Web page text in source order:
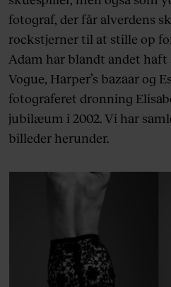
fotograf, der får alverdens
rockstjerner til at stille op
Adam har blandt andet
Vogue, Harper’s bazaar og
fotograferet dronning
jubilæum i 2002. Vi har
billeder herunder.